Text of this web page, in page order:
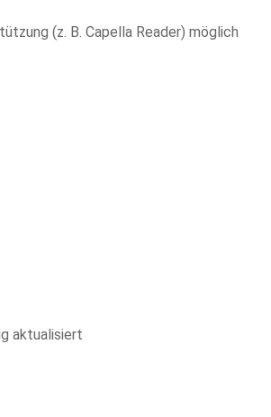
(z. B. Capella Reader) möglich
aktualisiert